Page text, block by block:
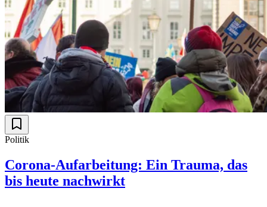
Politik
Corona-Aufarbeitung: Ein Trauma, das
bis heute nachwirkt